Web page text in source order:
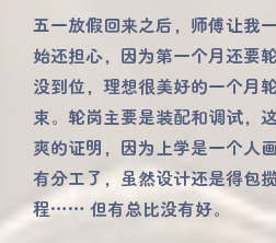
五一放假回来之后，师傅让我
始还担心，因为第一个月还要
没到位，理想很美好的一个月
束。轮岗主要是装配和调试，
爽的证明，因为上学是一个人
有分工了，虽然设计还是得包
程…… 但有总比没有好。